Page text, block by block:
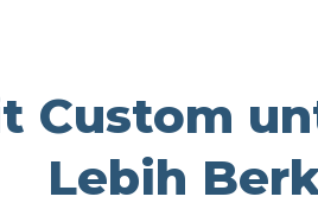
Custom
Lebih